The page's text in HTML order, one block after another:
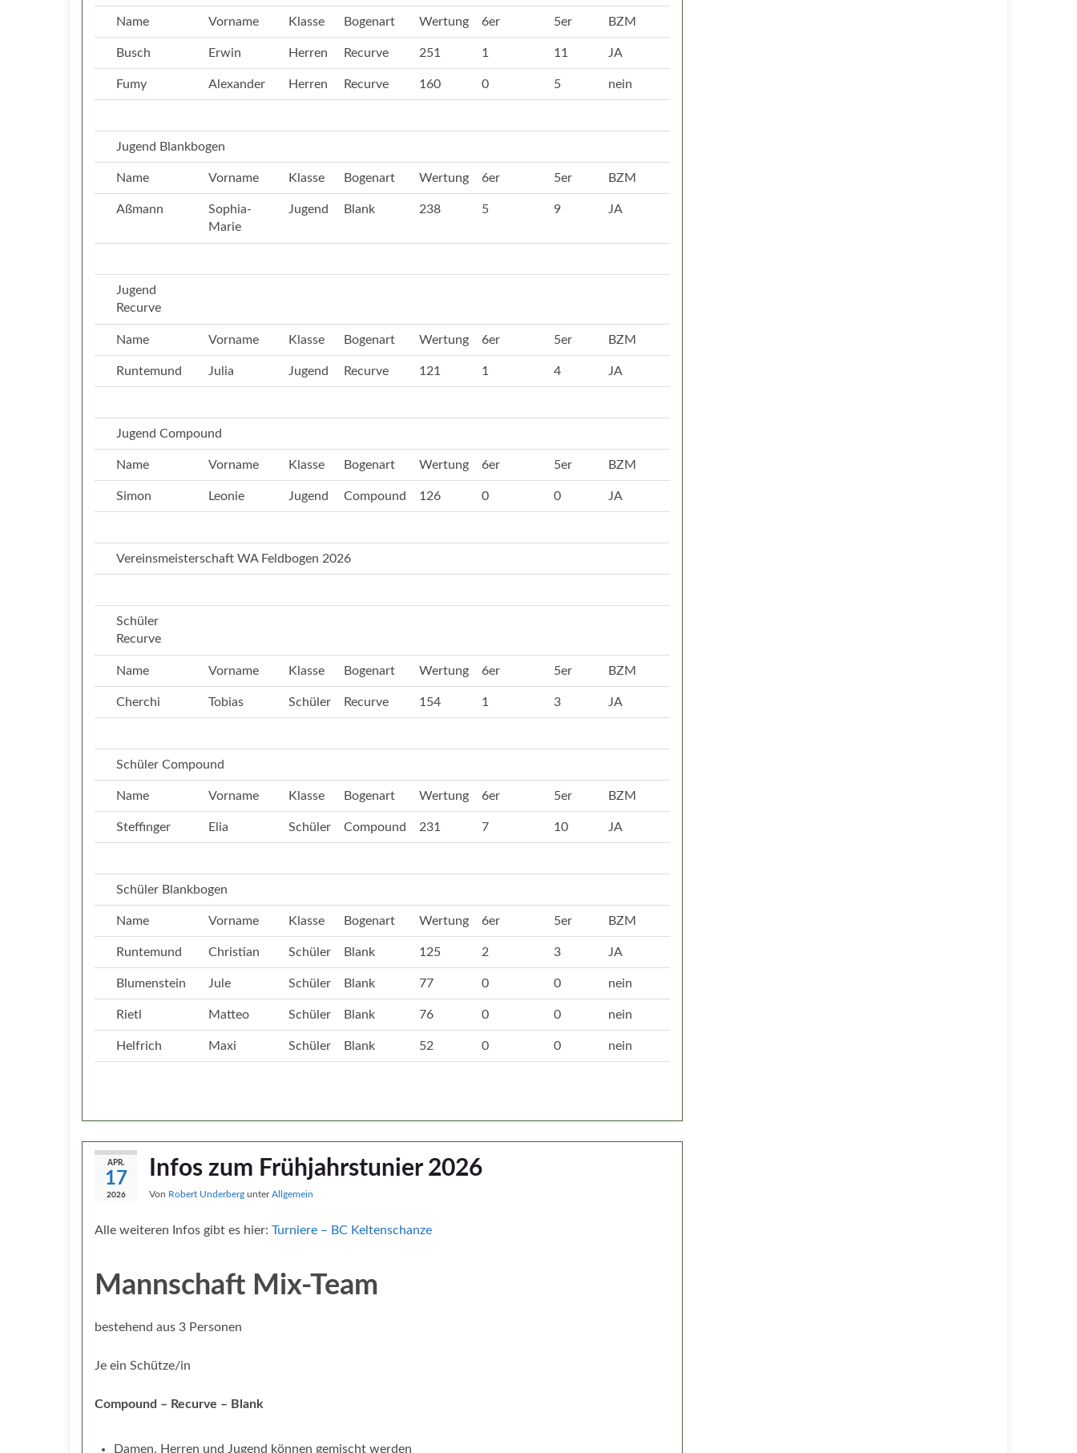
Name Vorname Klasse Bogenart Wertung 6er 5er BZM
Busch Erwin Herren Recurve 251 1 11 JA
Fumy Alexander Herren Recurve 160 0 5 nein
Jugend Blankbogen
Name Vorname Klasse Bogenart Wertung 6er 5er BZM
Aßmann
Sophia-
Marie
Jugend Blank 238 5 9 JA
Jugend
Recurve
Name Vorname Klasse Bogenart Wertung 6er 5er BZM
Runtemund Julia Jugend Recurve 121 1 4 JA
Jugend Compound
Name Vorname Klasse Bogenart Wertung 6er 5er BZM
Simon Leonie Jugend Compound 126 0 0 JA
Vereinsmeisterschaft WA Feldbogen 2026
Schüler
Recurve
Name Vorname Klasse Bogenart Wertung 6er 5er BZM
Cherchi Tobias Schüler Recurve 154 1 3 JA
Schüler Compound
Name Vorname Klasse Bogenart Wertung 6er 5er BZM
Steffinger Elia Schüler Compound 231 7 10 JA
Schüler Blankbogen
Name Vorname Klasse Bogenart Wertung 6er 5er BZM
Runtemund Christian Schüler Blank 125 2 3 JA
Blumenstein Jule Schüler Blank 77 0 0 nein
Rietl Matteo Schüler Blank 76 0 0 nein
Helfrich Maxi Schüler Blank 52 0 0 nein
APR.
17
2026
Infos zum Frühjahrstunier 2026
Von Robert Underberg unterAllgemein
Alle weiteren Infos gibt es hier: Turniere – BC Keltenschanze
Mannschaft Mix-Team
bestehend aus 3 Personen
Je ein Schütze/in
Compound – Recurve – Blank
Damen, Herren und Jugend können gemischt werden